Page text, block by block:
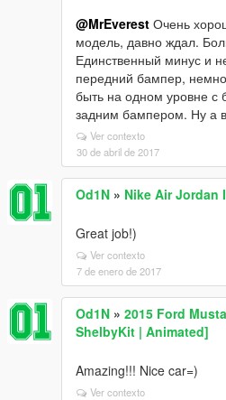
@MrEverest Очень
модель, давно ждал.
Единственный минус и
передний бампер,
быть на одном уровне с
задним бампером. Ну а
Ver contexto
30 de abril de 2017
Od1N » Nike Air Jordan
Great job!)
Ver contexto
7 de enero de 2017
Od1N » 2015 Ford
ShelbyKit | Animated]
Amazing!!! Nice car=)
Ver contexto